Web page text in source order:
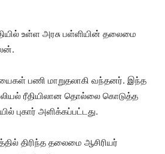
உள்ள அரசு பள்ளியின் தலைமை
பணி மாறுதலாகி வந்தனர். இந்த
ரீதியிலான தொல்லை கொடுத்த
புகார் அளிக்கப்பட்டது.
திரிந்த தலைமை ஆசிரியர்